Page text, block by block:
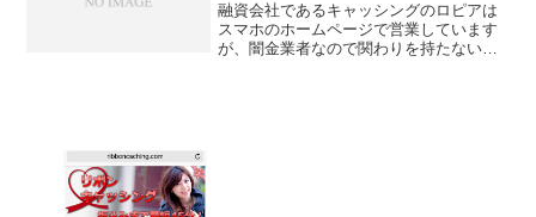
融資会社であるキャッシングのロピアは
スマホのホームページで営業しています
が、闇金業者なので関わりを持たないよ